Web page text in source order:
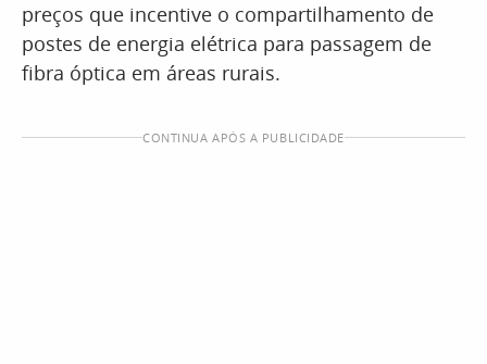
preços que incentive o compartilhamento de
postes de energia elétrica para passagem de
fibra óptica em áreas rurais.
CONTINUA APÓS A PUBLICIDADE